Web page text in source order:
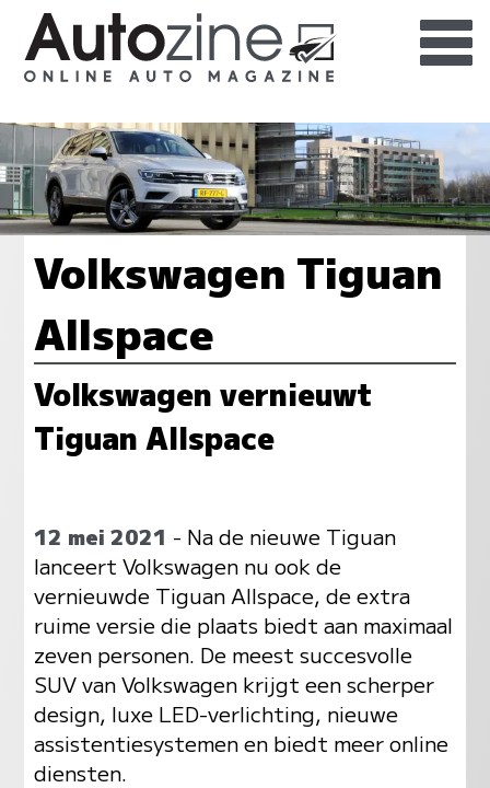
Volkswagen Tiguan
Allspace
Volkswagen vernieuwt
Tiguan Allspace
12 mei 2021 - Na de nieuwe Tiguan
lanceert Volkswagen nu ook de
vernieuwde Tiguan Allspace, de extra
ruime versie die plaats biedt aan maximaal
zeven personen. De meest succesvolle
SUV van Volkswagen krijgt een scherper
design, luxe LED-verlichting, nieuwe
assistentiesystemen en biedt meer online
diensten.